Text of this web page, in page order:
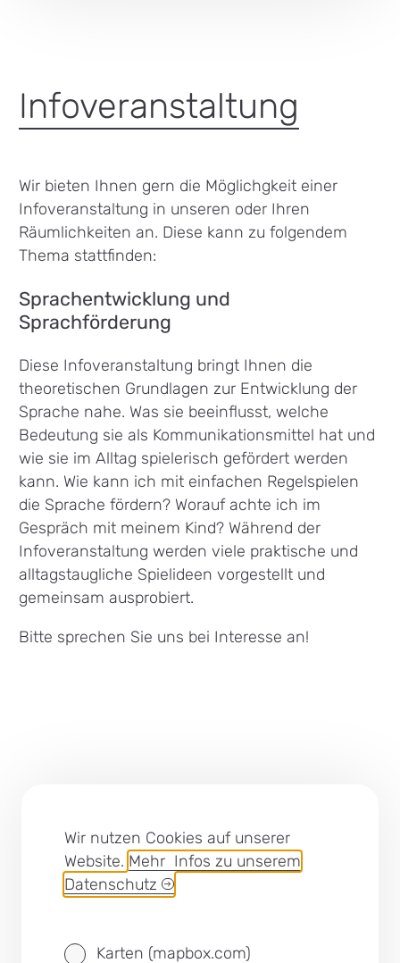
Wir nutzen Cookies auf unserer
Website. Mehr Infos zu unserem
Datenschutz
Karten (mapbox.com)
Infoveranstaltung
Wir bieten Ihnen gern die Möglichgkeit einer
Infoveranstaltung in unseren oder Ihren
Räumlichkeiten an. Diese kann zu folgendem
Thema stattfinden:
Sprachentwicklung und
Sprachförderung
Diese Infoveranstaltung bringt Ihnen die
theoretischen Grundlagen zur Entwicklung der
Sprache nahe. Was sie beeinflusst, welche
Bedeutung sie als Kommunikationsmittel hat und
wie sie im Alltag spielerisch gefördert werden
kann. Wie kann ich mit einfachen Regelspielen
die Sprache fördern? Worauf achte ich im
Gespräch mit meinem Kind? Während der
Infoveranstaltung werden viele praktische und
alltagstaugliche Spielideen vorgestellt und
gemeinsam ausprobiert.
Bitte sprechen Sie uns bei Interesse an!
Impressum
Barrierefreiheit
Datenschutz